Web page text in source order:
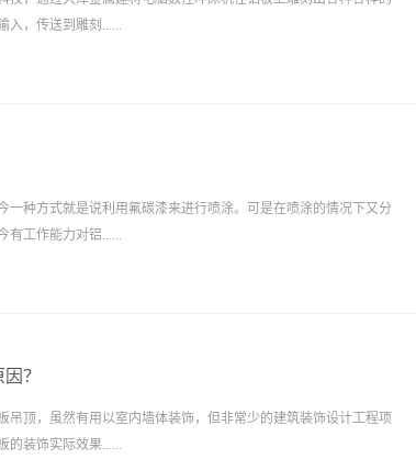
入，传送到雕刻......
种方式就是说利用氟碳漆来进行喷涂。可是在喷涂的情况下又分
有工作能力对铝......
？
顶，虽然有用以室内墙体装饰，但非常少的建筑装饰设计工程项
的装饰实际效果......